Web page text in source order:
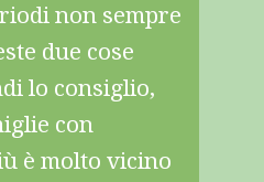
non sempre
due cose
lo consiglio,
con
è molto vicino